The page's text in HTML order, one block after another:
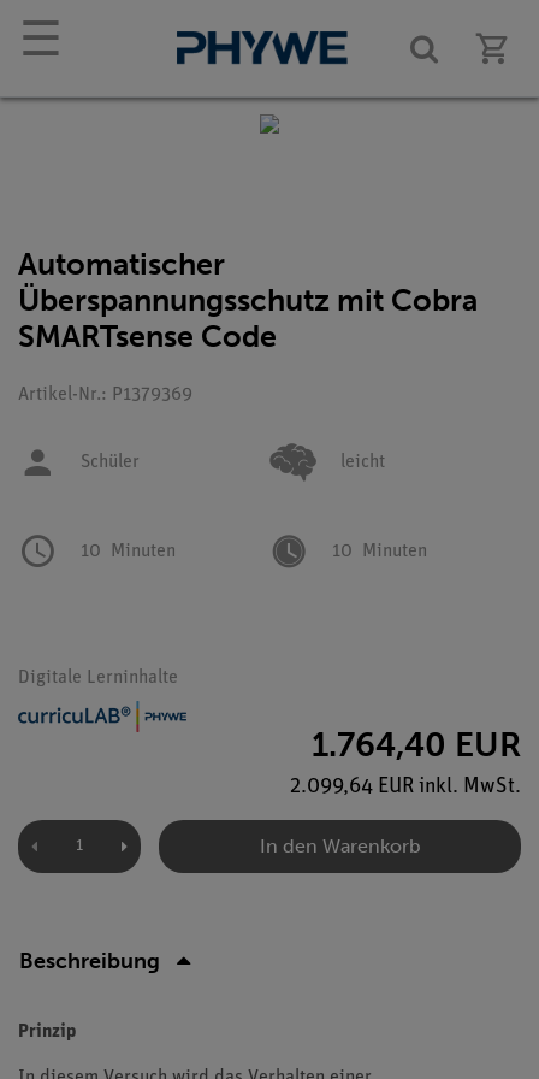
☰
Automatischer
Überspannungsschutz mit Cobra
SMARTsense Code
Artikel-Nr.: P1379369
Schüler leicht
10 Minuten 10 Minuten
Digitale Lerninhalte
1.764,40 EUR
2.099,64 EUR inkl. MwSt.
In den Warenkorb
Beschreibung
Prinzip